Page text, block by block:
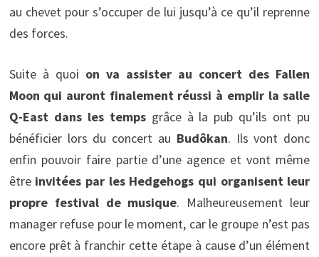
au chevet pour s’occuper de lui jusqu’à ce qu’il reprenne
des forces.
Suite à quoi on va assister au concert des Fallen
Moon qui auront finalement réussi à emplir la salle
Q-East dans les tempsgrâce à la pub qu’ils ont pu
bénéficier lors du concert au Budôkan. Ils vont donc
enfin pouvoir faire partie d’une agence et vont même
être invitées par les Hedgehogs qui organisent leur
propre festival de musique. Malheureusement leur
manager refuse pour le moment, car le groupe n’est pas
encore prêt à franchir cette étape à cause d’un élément